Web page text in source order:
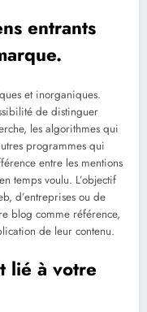
entrants
et inorganiques.
de distinguer
les algorithmes qui
programmes qui
entre les mentions
temps voulu. L’objectif
d’entreprises ou de
blog comme référence,
de leur contenu.
lié à votre